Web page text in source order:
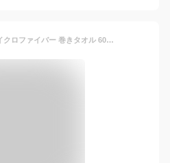
ラップタオル キッズ マイクロファイバー 巻きタオル 60cm | 巻き タオル 子ども プール 水泳 着替えタオル 水着用品 プールタオル タオル ネームタグ 子供用 着替え お風呂 温泉 海 スイミング 海水浴 夏 水遊び バスタオル 通学 かわいい 車 ひまわり レオパード 野球